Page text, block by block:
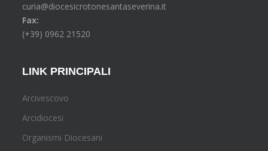
curia@diocesicrotonesantaseverina.it
Fax:
(+39) 0962 21520
LINK PRINCIPALI
Arcivescovo
Arcidiocesi
Organismi Diocesani